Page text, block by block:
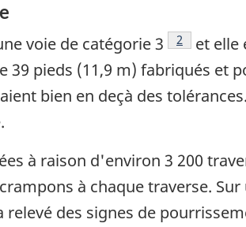
voie de catégorie 3 Note de bas
2
et elle
pieds (11,9 m) fabriqués et
bien en deçà des
à raison d'environ 3 200
à chaque traverse.
des signes de